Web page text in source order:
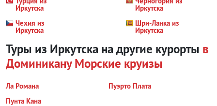
Иркутска
Иркутска
Чехия из
Иркутска
Шри-Ланка из
Иркутска
Туры из Иркутска на другие курорты в
ДоминикануМорские круизы
Ла Романа
Пуэрто Плата
Пунта Кана